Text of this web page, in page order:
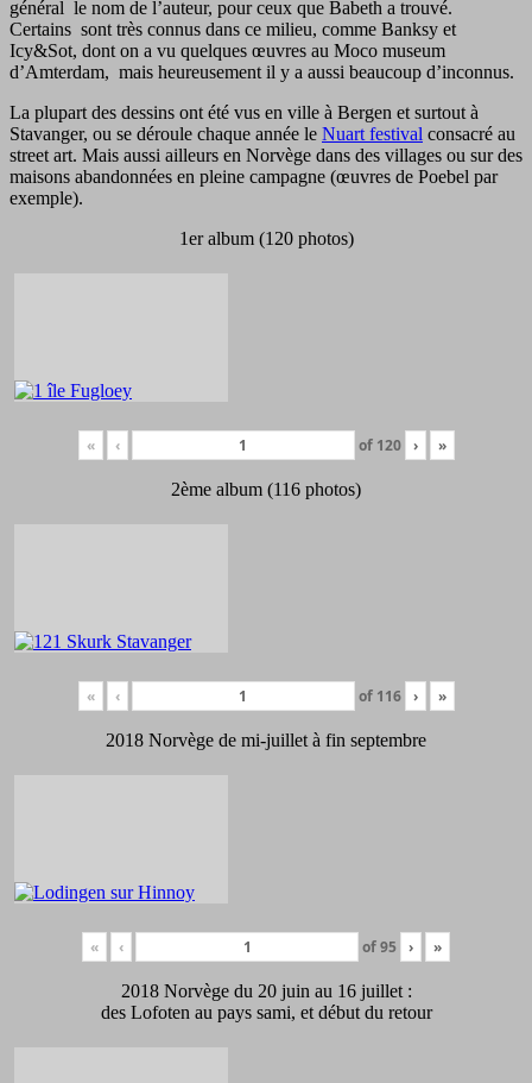
général le nom de l’auteur, pour ceux que Babeth a trouvé.
Certains sont très connus dans ce milieu, comme Banksy et
Icy&Sot, dont on a vu quelques œuvres au Moco museum
d’Amterdam, mais heureusement il y a aussi beaucoup d’inconnus.
La plupart des dessins ont été vus en ville à Bergen et surtout à
Stavanger, ou se déroule chaque année le Nuart festival consacré au
street art. Mais aussi ailleurs en Norvège dans des villages ou sur des
maisons abandonnées en pleine campagne (œuvres de Poebel par
exemple).
1er album (120 photos)
« ‹ of 120 › »
2ème album (116 photos)
« ‹ of 116 › »
2018 Norvège de mi-juillet à fin septembre
« ‹ of95 › »
2018 Norvège du 20 juin au 16 juillet :
des Lofoten au pays sami, et début du retour